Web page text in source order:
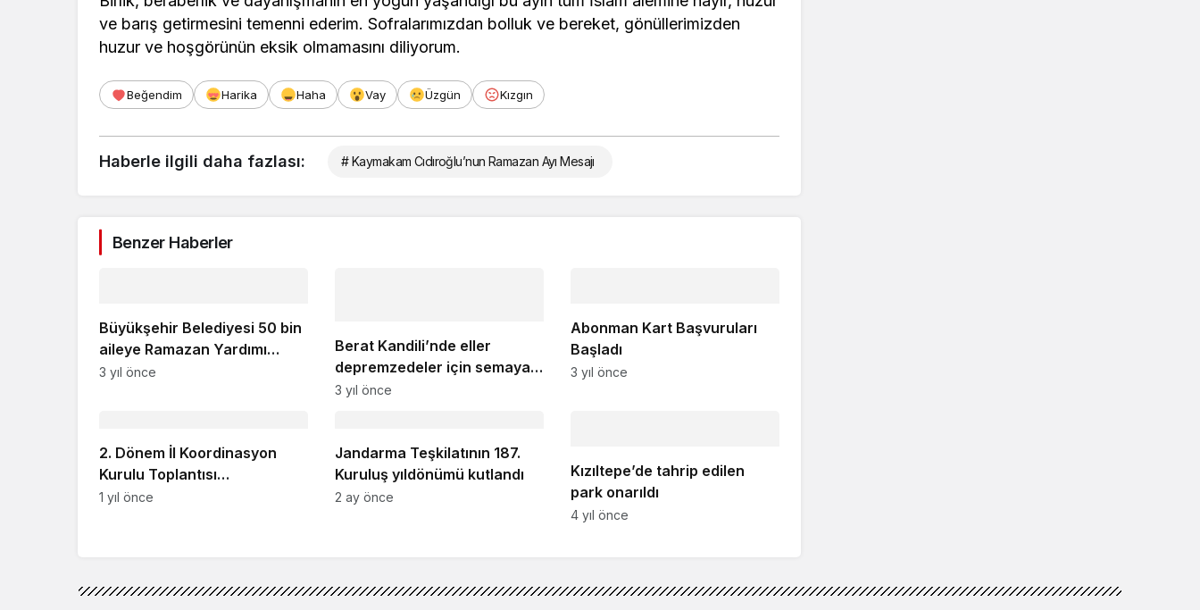
ve barış getirmesini temenni ederim. Sofralarımızdan bolluk ve bereket, gönüllerimizden
huzur ve hoşgörünün eksik olmamasını diliyorum.
Beğendim Harika Haha Vay Üzgün Kızgın
Haberle ilgili daha fazlası: # Kaymakam Cıdıroğlu’nun Ramazan Ayı Mesajı
Benzer Haberler
Büyükşehir Belediyesi 50 bin
aileye Ramazan Yardımı
dağıtımına başladı
3 yıl önce
Berat Kandili’nde eller
depremzedeler için semaya
kalktı
3 yıl önce
Abonman Kart Başvuruları
Başladı
3 yıl önce
2. Dönem İl Koordinasyon
Kurulu Toplantısı
Gerçekleştirildi
1 yıl önce
Jandarma Teşkilatının 187.
Kuruluş yıldönümü kutlandı
2 ay önce
Kızıltepe’de tahrip edilen
park onarıldı
4 yıl önce